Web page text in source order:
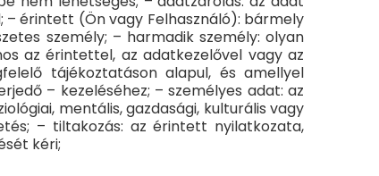
érintett (Ön vagy Felhasználó): bármely
személy; – harmadik személy: olyan
az érintettel, az adatkezelővel vagy az
tájékoztatáson alapul, és amellyel
– kezeléséhez; – személyes adat: az
mentális, gazdasági, kulturális vagy
– tiltakozás: az érintett nyilatkozata,
kéri;